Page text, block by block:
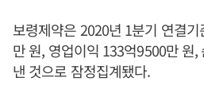
보령제약은 2020년 1분기 연결
만 원, 영업이익 133억9500만 원
낸 것으로 잠정집계됐다.